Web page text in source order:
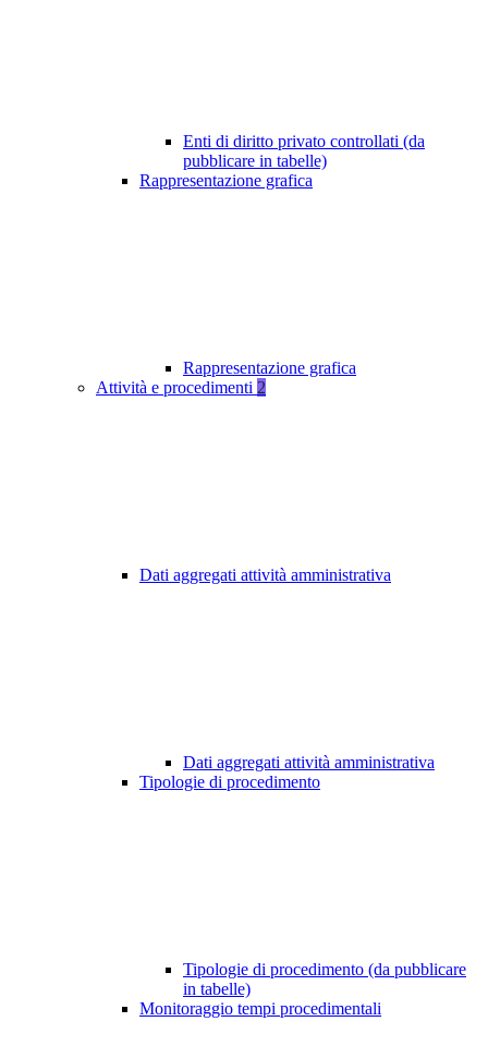
Enti di diritto privato controllati (da
pubblicare in tabelle)
Rappresentazione grafica
Rappresentazione grafica
Attività e procedimenti 2
Dati aggregati attività amministrativa
Dati aggregati attività amministrativa
Tipologie di procedimento
Tipologie di procedimento (da pubblicare
in tabelle)
Monitoraggio tempi procedimentali